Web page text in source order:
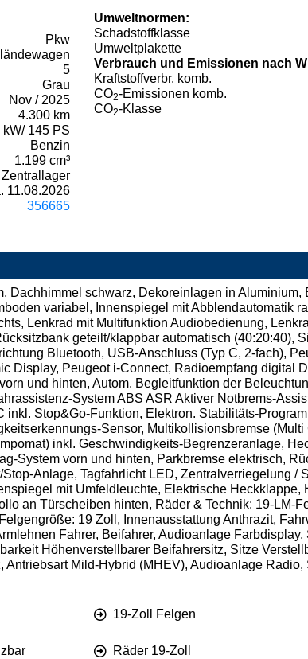
Pkw
5
Grau
Nov / 2025
4.300 km
kW/ 145 PS
Benzin
1.199 cm³
Zentrallager
11.08.2026
356665
Umweltnormen:
Schadstoffklasse
Umweltplakette
Verbrauch und Emissionen nach
Kraftstoffverbr. komb.
CO2-Emissionen komb.
CO2-Klasse
Dachhimmel schwarz, Dekoreinlagen in
variabel, Innenspiegel mit Abblendautomatik
Lenkrad mit Multifunktion Audiobedienung,
geteilt/klappbar automatisch (40:20:40),
Bluetooth, USB-Anschluss (Typ C, 2-fach),
Display, Peugeot i-Connect, Radioempfang digital
und hinten, Autom. Begleitfunktion der
System ABS ASR Aktiver Notbrems-
Stop&Go-Funktion, Elektron. Stabilitäts-
Sensor, Multikollisionsbremse
inkl. Geschwindigkeits-Begrenzeranlage,
System vorn und hinten, Parkbremse elektrisch,
Anlage, Tagfahrlicht LED, Zentralverriegelung /
mit Umfeldleuchte, Elektrische Heckklappe,
an Türscheiben hinten, Räder & Technik: 19-LM-
19 Zoll, Innenausstattung Anthrazit,
Fahrer, Beifahrer, Audioanlage
Höhenverstellbarer Beifahrersitz, Sitze
Mild-Hybrid (MHEV), Audioanlage
19-Zoll Felgen
Räder 19-Zoll